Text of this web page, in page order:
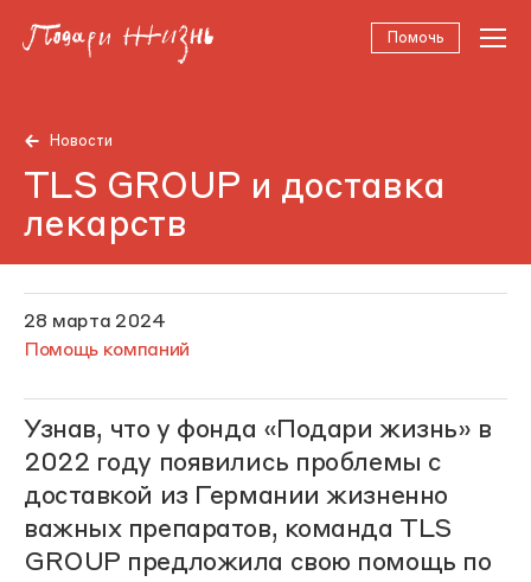
Помочь
Новости
TLS GROUP и доставка
лекарств
28 марта 2024
Помощь компаний
Узнав, что у фонда «Подари жизнь» в
2022 году появились проблемы с
доставкой из Германии жизненно
важных препаратов, команда TLS
GROUP предложила свою помощь по